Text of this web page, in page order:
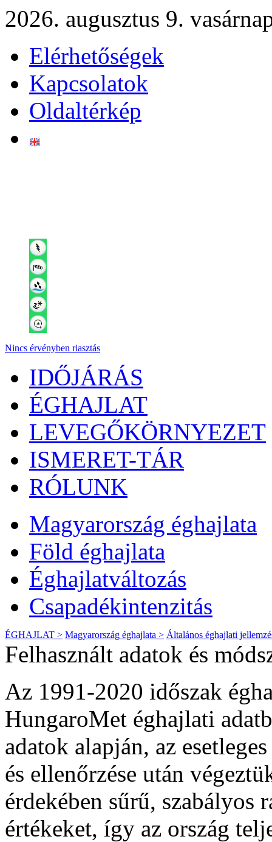
2026. augusztus 9.
Elérhetőségek
Kapcsolatok
Oldaltérkép
Nincs érvényben riasztás
IDŐJÁRÁS
ÉGHAJLAT
LEVEGŐKÖRNYEZET
ISMERET-TÁR
RÓLUNK
Magyarország éghajlata
Föld éghajlata
Éghajlatváltozás
Csapadékintenzitás
ÉGHAJLAT > Magyarország éghajlata > Általános éghajlati
Felhasznált adatok és
Az 1991-2020 időszak
HungaroMet éghajlati
adatok alapján, az
és ellenőrzése után
érdekében sűrű, szabályos
értékeket, így az ország